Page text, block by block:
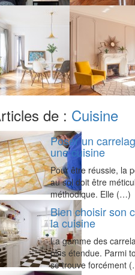
de : Cuisine
Poser un
une cuisine
Pour être réussie, la
au sol doit être
méthodique. Elle (…)
Bien choisir son
la cuisine
La gamme des
plus étendue. Parmi
se trouve forcément